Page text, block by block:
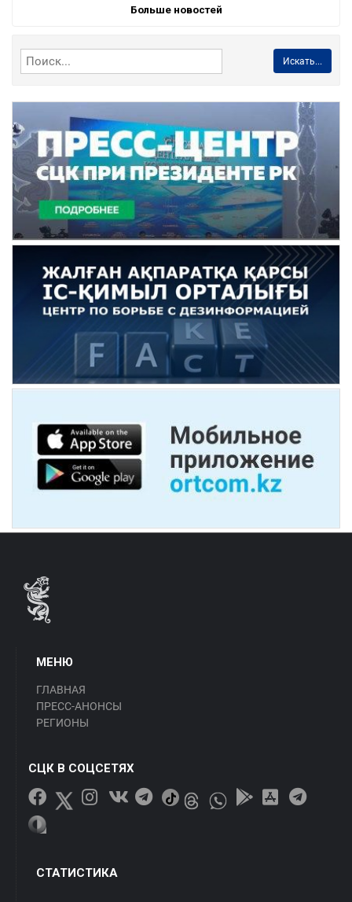
Больше новостей
Искать...
МЕНЮ
ГЛАВНАЯ
ПРЕСС-АНОНСЫ
РЕГИОНЫ
СЦК В СОЦСЕТЯХ
СТАТИСТИКА